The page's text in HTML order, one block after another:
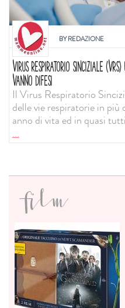
BYREDAZIONE
VIRUS RESPIRATORIO SINCIZIALE
VANNO DIFESI
Il Virus Respiratorio
delle vie respiratorie in
anno di vita ed in quasi
...
film